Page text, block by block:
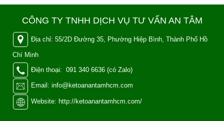
CÔNG TY TNHH DỊCH VỤ TƯ VẤN AN TÂM
Địa chỉ: 55/2D Đường 35, Phường Hiệp Bình, Thành Phố Hồ
Chí Minh
Điện thoại: 091 340 6636 (có Zalo)
Email: info@ketoanantamhcm.com
Website: http://ketoanantamhcm.com/